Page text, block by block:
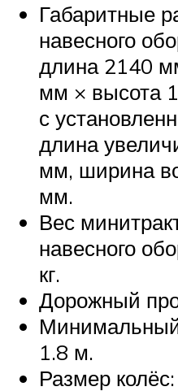
Габаритные
навесного
длина 2140
мм × высота
с
длина
мм, ширина
мм.
Вес
навесного
кг.
Дорожный
1.8 м.
Размер